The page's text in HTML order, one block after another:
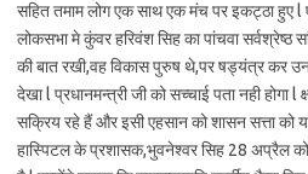
सहित तमाम लोग एक साथ एक मंच पर इकट्ठा हुए
लोकसभा मे कुंवर हरिवंश सिह का पांचवा सर्वश्रेष्ठ
की बात रखी,वह विकास पुरुष थे,पर षड्यंत्र कर
देखा l प्रधानमन्त्री जी को सच्चाई पता नही होगा
सक्रिय रहे हैं और इसी एहसान को शासन सत्ता को
हास्पिटल के प्रशासक,भुवनेश्वर सिह 28 अप्रैल